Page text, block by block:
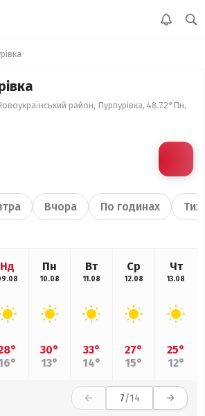
район, Пурпурівка, 48.72°Пн,
Вчора По годинах
Нд Пн
10.08
30°
13°
Вт
11.08
33°
14°
Ср
12.08
27°
15°
Чт
13.08
25°
12°
7/14